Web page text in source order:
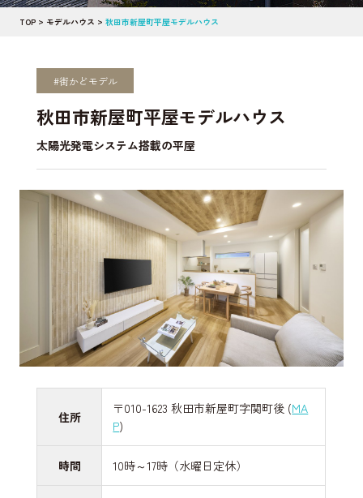
TOP モデルハウス 秋田市新屋町平屋モデルハウス
#街かどモデル
秋田市新屋町平屋モデルハウス
太陽光発電システム搭載の平屋
住所
〒010-1623 秋田市新屋町字関町後 (MA
P)
時間 10時～17時（水曜日定休）